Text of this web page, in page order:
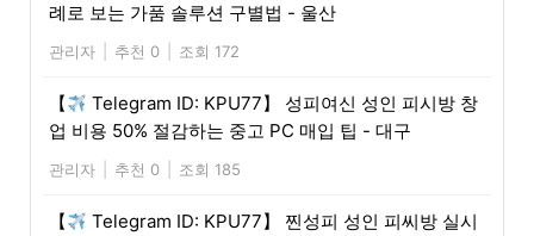
례로 보는 가품 솔루션 구별법 - 울산
관리자 추천 0 조회 172
【
Telegram ID: KPU77】 성피여신 성인 피시방 창
업 비용 50% 절감하는 중고 PC 매입 팁 - 대구
관리자 추천 0 조회 185
【
Telegram ID: KPU77】 찐성피 성인 피씨방 실시